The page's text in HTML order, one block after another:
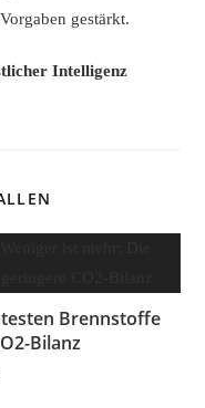
gestärkt.
Intelligenz
Brennstoffe
Bilanz